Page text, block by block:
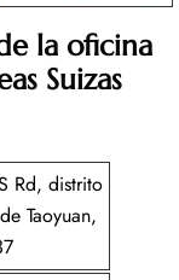
la oficina
Suizas
Rd, distrito
Taoyuan,